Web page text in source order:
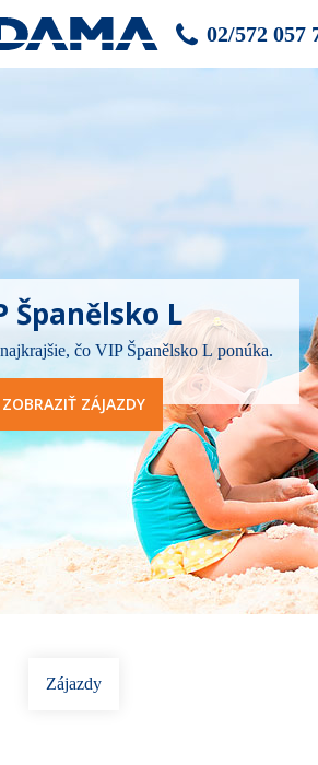
02/572 057
Španělsko L
čo VIP Španělsko L ponúka.
ZOBRAZIŤ ZÁJAZDY
Zájazdy